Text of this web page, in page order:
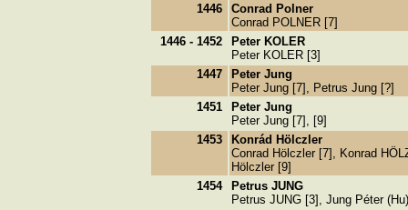
1446
Conrad Polner
Conrad POLNER [7]
1446 - 1452
Peter KOLER
Peter KOLER [3]
1447
Peter Jung
Peter Jung [7], Petrus Jung [?]
1451
Peter Jung
Peter Jung [7], [9]
1453
Konrád Hölczler
Conrad Hölczler [7], Konrad
Hölczler [9]
1454 Petrus JUNG
Petrus JUNG [3], Jung Péter